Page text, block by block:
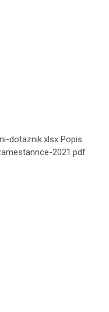
dotaznik.xlsx Popis
2021.pdf